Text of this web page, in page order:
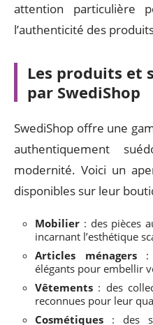
attention
l’authenticité des
Les produits et
par SwediShop
SwediShop offre une
authentiquement
modernité. Voici un
disponibles sur leur
Mobilier : des pièces
incarnant l’esthétique
Articles ménagers:
élégants pour embellir
Vêtements : des
reconnues pour leur
Cosmétiques : des